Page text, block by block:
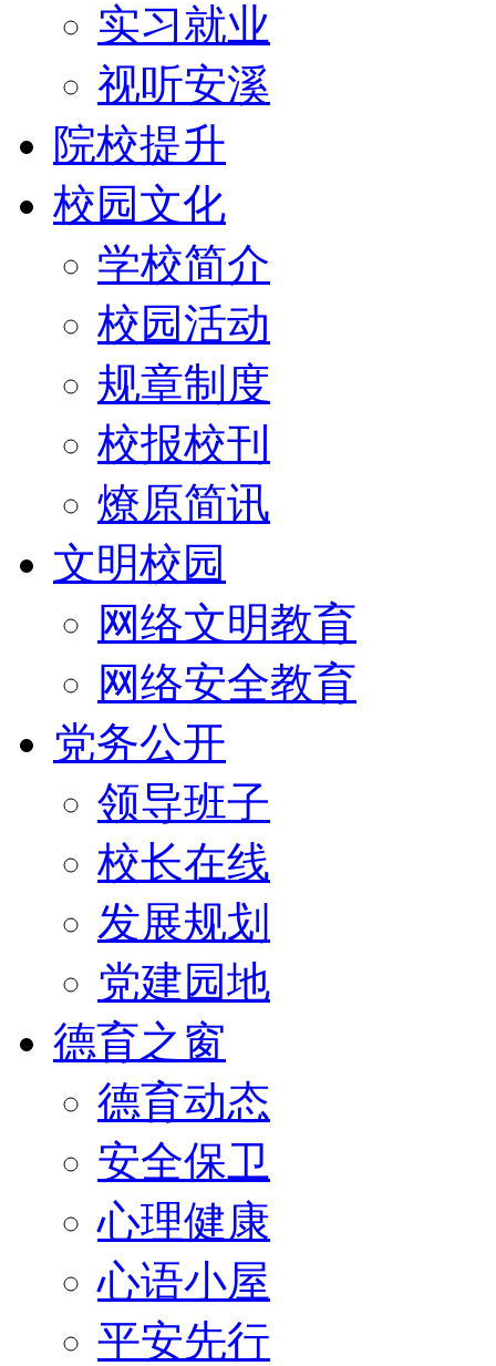
实习就业
视听安溪
院校提升
校园文化
学校简介
校园活动
规章制度
校报校刊
燎原简讯
文明校园
网络文明教育
网络安全教育
党务公开
领导班子
校长在线
发展规划
党建园地
德育之窗
德育动态
安全保卫
心理健康
心语小屋
平安先行